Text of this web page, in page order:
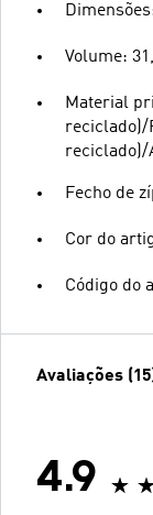
Volume:
Material
reciclado)/
reciclado)/
Fecho de
Cor do
Código do
Avaliações (15)
4.9